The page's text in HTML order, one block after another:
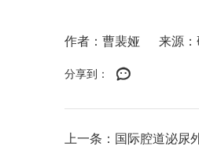
作者：曹裴娅 来源
分享到：
上一条：国际腔道泌尿